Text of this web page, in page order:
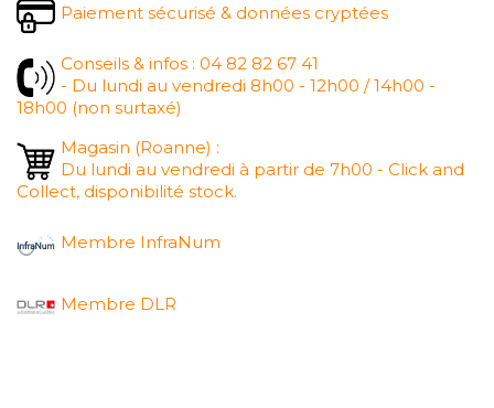
Paiement sécurisé & données cryptées
Conseils & infos : 04 82 82 67 41
- Du lundi au vendredi 8h00 - 12h00 / 14h00 -
18h00 (non surtaxé)
Magasin (Roanne) :
Du lundi au vendredi à partir de 7h00 - Click and
Collect, disponibilité stock.
Membre InfraNum
Membre DLR